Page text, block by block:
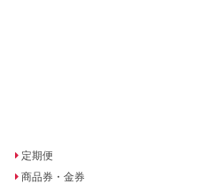
定期便
商品券・金券